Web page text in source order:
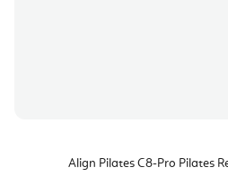
Align Pilates C8-Pro Pilates